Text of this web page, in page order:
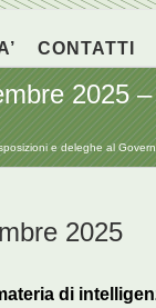
CONTATTI
2025
e deleghe al
2025
di